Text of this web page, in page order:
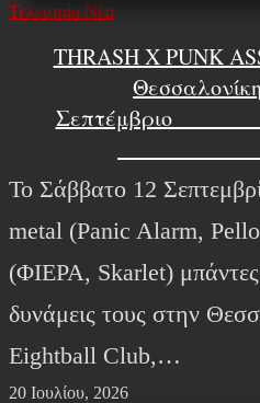
Τελευταία Νέα
THRASH X PUNK
Το Σάββατο 12
metal (Panic Alarm,
(ΦΙΕΡΑ, Skarlet) μπάντες
δυνάμεις τους στην
Eightball Club,…
20 Ιουλίου, 2026